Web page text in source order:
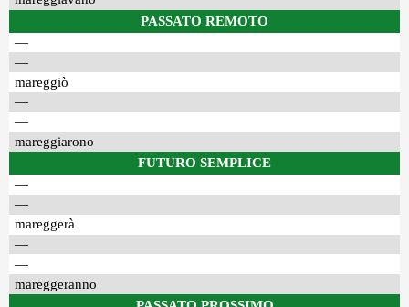
PASSATO REMOTO
—
—
mareggiò
—
—
mareggiarono
FUTURO SEMPLICE
—
—
mareggerà
—
—
mareggeranno